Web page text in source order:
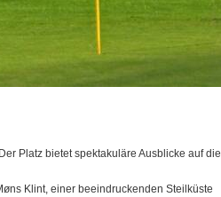
Platz bietet spektakuläre Ausblicke auf die
Klint, einer beeindruckenden Steilküste